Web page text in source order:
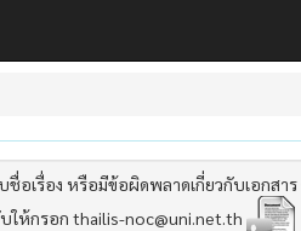
ชื่อเรื่อง หรือมีข้อผิดพลาดเกี่ยวกับเอกส
ให้กรอก thailis-noc@uni.net.th